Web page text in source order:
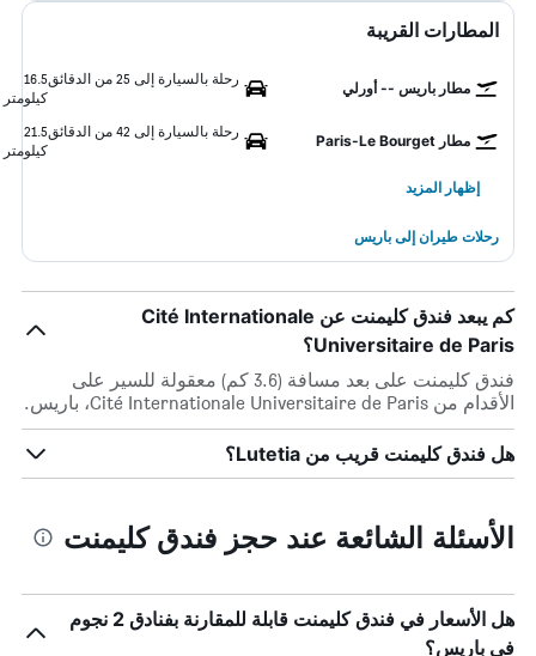
المطارات القريبة
مطار باريس -- أورلي
رحلة بالسيارة إلى 25 من الدقائق
16.5
كيلومتر
مطار Paris-Le Bourget
رحلة بالسيارة إلى 42 من الدقائق
21.5
كيلومتر
إظهار المزيد
رحلات طيران إلى باريس
كم يبعد فندق كليمنت عن Cité Internationale
Universitaire de Paris؟
فندق كليمنت على بعد مسافة (3.6 كم) معقولة للسير على
الأقدام من Cité Internationale Universitaire de Paris، باريس.
هل فندق كليمنت قريب من Lutetia؟
الأسئلة الشائعة عند حجز فندق كليمنت
هل الأسعار في فندق كليمنت قابلة للمقارنة بفنادق 2 نجوم
في باريس؟